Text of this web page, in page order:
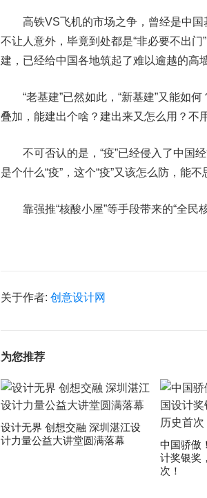
高铁VS飞机的市场之争，曾经是中国
不让人意外，毕竟到处都是“非必要不出门
建，已经给中国各地筑起了难以逾越的高墙
“老基建”已然如此，“新基建”又能如何
叠加，能建出个啥？建出来又怎么用？不
不可否认的是，“疫”已经侵入了中国经
是个什么“疫”，这个“疫”又该怎么防，能不
靠强推“核酸小屋”等手段带来的“全民
关于作者: 创意设计网
为您推荐
设计无界 创想交融 深圳湛江设
计力量公益大讲堂圆满落幕
中国骄傲
计奖银奖
次！